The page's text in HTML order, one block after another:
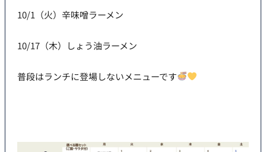
10/1（火）辛味噌ラーメン
10/17（木）しょう油ラーメン
普段はランチに登場しないメニューです